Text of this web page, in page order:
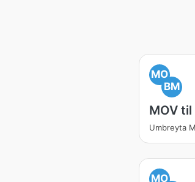
MO
BM
MOV til
Umbreyta
MO